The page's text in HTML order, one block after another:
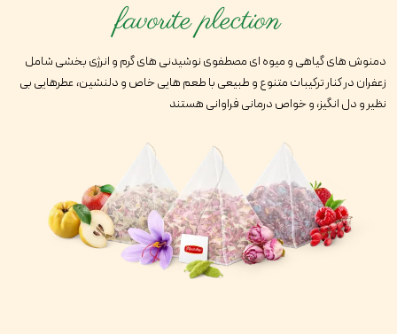
favorite plection
دمنوش های گیاهی و میوه ای مصطفوی نوشیدنی های گرم و انرژی بخشی شامل
زعفران در کنار ترکیبات متنوع و طبیعی با طعم هایی خاص و دلنشین، عطرهایی بی
نظیر و دل انگیز، و خواص درمانی فراوانی هستند